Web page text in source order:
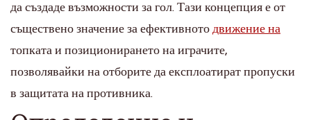
да създаде възможности за гол. Тази концепция е от
съществено значение за ефективното движение на
топката и позиционирането на играчите,
позволявайки на отборите да експлоатират пропуски
в защитата на противника.